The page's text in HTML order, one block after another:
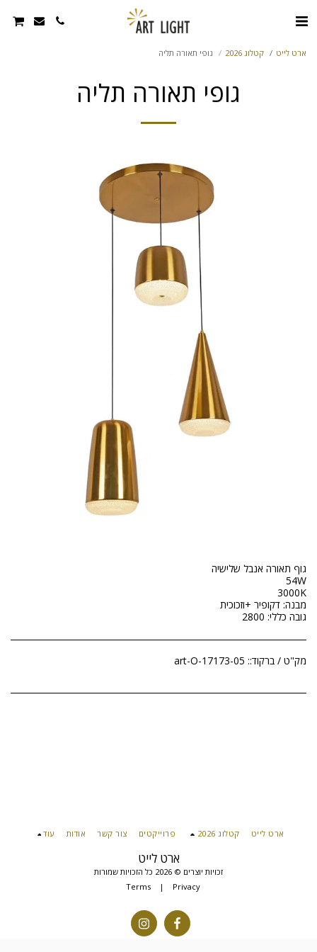
ארט לייט קטלוג 2026 גופי תאורה תליה
גופי תאורה תליה
גובה כללי: 2800
מק"ט / ברקוד:: art-O-17173-05
ארט לייט
זכויות יוצרים © 2026 כל הזכויות שמורות
Terms| Privacy
ארט לייט קטלוג 2026 פרוייקטים צור קשר אודות עוד